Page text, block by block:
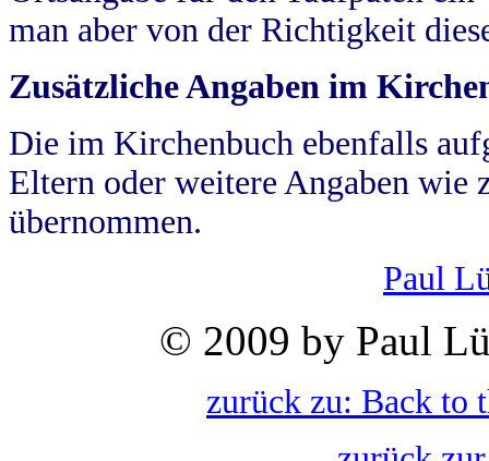
man aber von der Richtigkeit
Zusätzliche Angaben im
Die im Kirchenbuch ebenfalls
Eltern oder weitere Angaben wie
übernommen.
Paul
© 2009 by Paul
zurück zu: Back to